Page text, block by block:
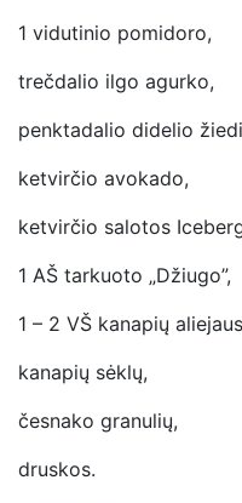
1 vidutinio pomidoro,
trečdalio ilgo agurko,
penktadalio didelio
ketvirčio avokado,
ketvirčio salotos
1 AŠ tarkuoto „Džiugo”,
1 – 2 VŠ kanapių
kanapių sėklų,
česnako granulių,
druskos.